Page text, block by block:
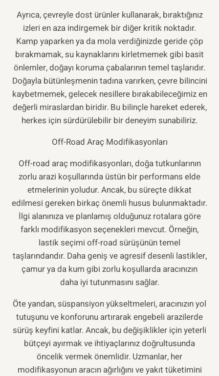
Ayrıca, çevreyle dost ürünler kullanarak, bıraktığınız
izleri en aza indirgemek bir diğer kritik noktadır.
Kamp yaparken ya da mola verdiğinizde geride çöp
bırakmamak, su kaynaklarını kirletmemek gibi basit
önlemler, doğayı koruma çabalarının temel taşlarıdır.
Doğayla bütünleşmenin tadına varırken, çevre bilincini
kaybetmemek, gelecek nesillere bırakabileceğimiz en
değerli miraslardan biridir. Bu bilinçle hareket ederek,
herkes için sürdürülebilir bir deneyim sunabiliriz.
Off-Road Araç Modifikasyonları
Off-road araç modifikasyonları, doğa tutkunlarının
zorlu arazi koşullarında üstün bir performans elde
etmelerinin yoludur. Ancak, bu süreçte dikkat
edilmesi gereken birkaç önemli husus bulunmaktadır.
İlgi alanınıza ve planlamış olduğunuz rotalara göre
farklı modifikasyon seçenekleri mevcut. Örneğin,
lastik seçimi off-road sürüşünün temel
taşlarındandır. Daha geniş ve agresif desenli lastikler,
çamur ya da kum gibi zorlu koşullarda aracınızın
daha iyi tutunmasını sağlar.
Öte yandan, süspansiyon yükseltmeleri, aracınızın yol
tutuşunu ve konforunu artırarak engebeli arazilerde
sürüş keyfini katlar. Ancak, bu değişiklikler için yeterli
bütçeyi ayırmak ve ihtiyaçlarınız doğrultusunda
öncelik vermek önemlidir. Uzmanlar, her
modifikasyonun aracın ağırlığını ve yakıt tüketimini